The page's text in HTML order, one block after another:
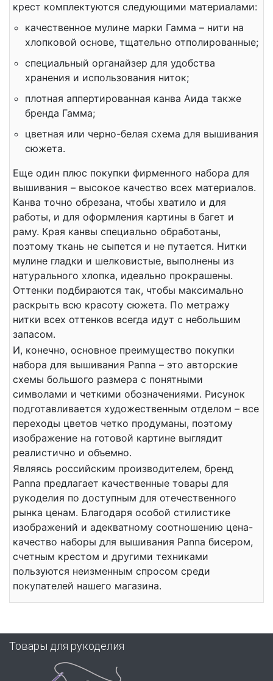
крест комплектуются следующими материалами:
качественное мулине марки Гамма – нити на
хлопковой основе, тщательно отполированные;
специальный органайзер для удобства
хранения и использования ниток;
плотная аппертированная канва Аида также
бренда Гамма;
цветная или черно-белая схема для вышивания
сюжета.
Еще один плюс покупки фирменного набора для
вышивания – высокое качество всех материалов.
Канва точно обрезана, чтобы хватило и для
работы, и для оформления картины в багет и
раму. Края канвы специально обработаны,
поэтому ткань не сыпется и не путается. Нитки
мулине гладки и шелковистые, выполнены из
натурального хлопка, идеально прокрашены.
Оттенки подбираются так, чтобы максимально
раскрыть всю красоту сюжета. По метражу
нитки всех оттенков всегда идут с небольшим
запасом.
И, конечно, основное преимущество покупки
набора для вышивания Panna – это авторские
схемы большого размера с понятными
символами и четкими обозначениями. Рисунок
подготавливается художественным отделом – все
переходы цветов четко продуманы, поэтому
изображение на готовой картине выглядит
реалистично и объемно.
Являясь российским производителем, бренд
Panna предлагает качественные товары для
рукоделия по доступным для отечественного
рынка ценам. Благодаря особой стилистике
изображений и адекватному соотношению цена-
качество наборы для вышивания Panna бисером,
счетным крестом и другими техниками
пользуются неизменным спросом среди
покупателей нашего магазина.
Товары для рукоделия